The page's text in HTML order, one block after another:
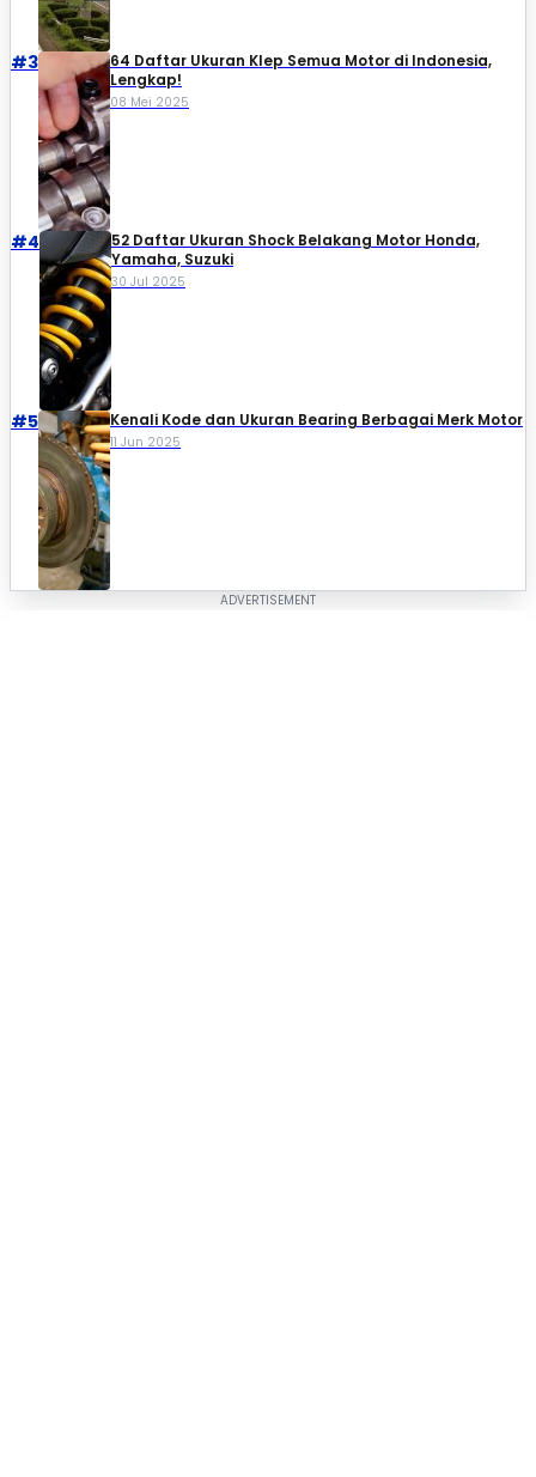
#3
64 Daftar Ukuran Klep Semua Motor di Indonesia,
Lengkap!
08 Mei 2025
#4
52 Daftar Ukuran Shock Belakang Motor Honda,
Yamaha, Suzuki​
30 Jul 2025
#5 Kenali Kode dan Ukuran Bearing Berbagai Merk Motor
11 Jun 2025